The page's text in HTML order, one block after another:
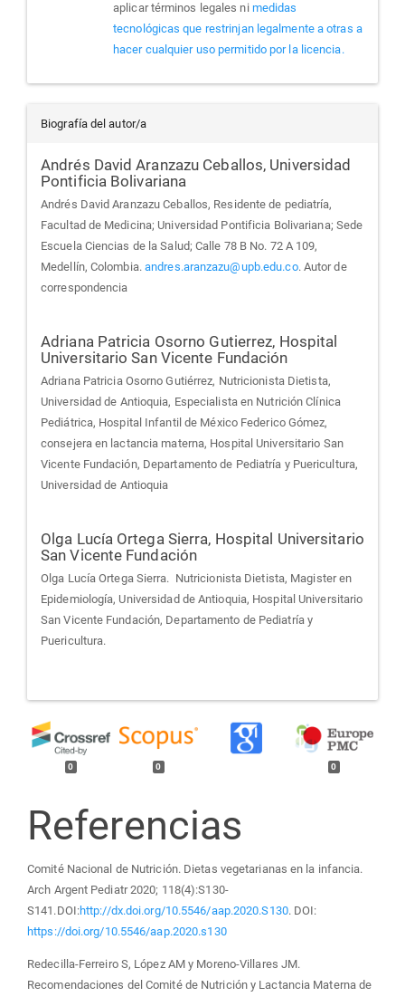
aplicar términos legales ni medidas
tecnológicas que restrinjan legalmente a otras a
hacer cualquier uso permitido por la licencia.
Biografía del autor/a
Andrés David Aranzazu Ceballos, Universidad
Pontificia Bolivariana
Andrés David Aranzazu Ceballos, Residente de pediatría,
Facultad de Medicina; Universidad Pontificia Bolivariana; Sede
Escuela Ciencias de la Salud; Calle 78 B No. 72 A 109,
Medellín, Colombia. andres.aranzazu@upb.edu.co. Autor de
correspondencia
Adriana Patricia Osorno Gutierrez, Hospital
Universitario San Vicente Fundación
Adriana Patricia Osorno Gutiérrez, Nutricionista Dietista,
Universidad de Antioquia, Especialista en Nutrición Clínica
Pediátrica, Hospital Infantil de México Federico Gómez,
consejera en lactancia materna, Hospital Universitario San
Vicente Fundación, Departamento de Pediatría y Puericultura,
Universidad de Antioquia
Olga Lucía Ortega Sierra, Hospital Universitario
San Vicente Fundación
Olga Lucía Ortega Sierra. Nutricionista Dietista, Magister en
Epidemiología, Universidad de Antioquia, Hospital Universitario
San Vicente Fundación, Departamento de Pediatría y
Puericultura.
0 0 0
Referencias
Comité Nacional de Nutrición. Dietas vegetarianas en la infancia.
Arch Argent Pediatr 2020; 118(4):S130-
S141.DOI:http://dx.doi.org/10.5546/aap.2020.S130. DOI:
https://doi.org/10.5546/aap.2020.s130
Redecilla-Ferreiro S, López AM y Moreno-Villares JM.
Recomendaciones del Comité de Nutrición y Lactancia Materna de